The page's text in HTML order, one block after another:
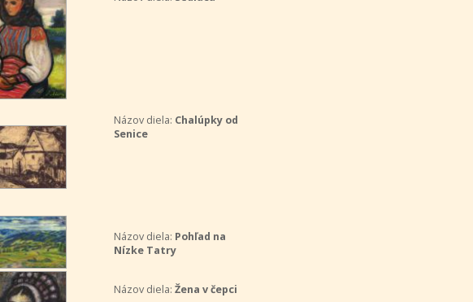
Názov diela: Chalúpky od
Senice
Názov diela: Pohľad na
Nízke Tatry
Názov diela: Žena v čepci